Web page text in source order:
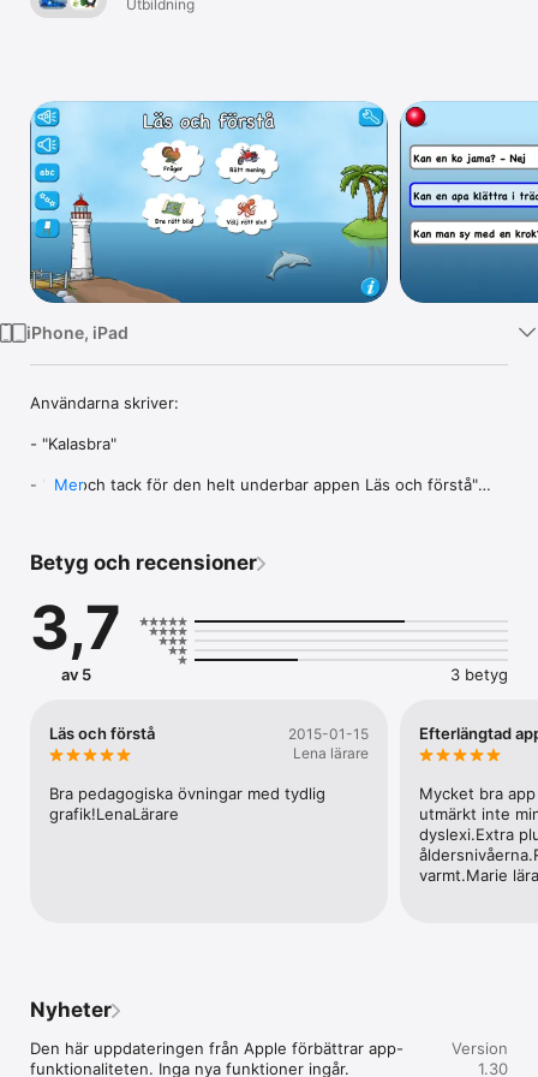
TV
Utbildning
iPhone, iPad
Användarna skriver:
- "Kalasbra"
- "Hej och tack för den helt underbar appen Läs och förstå"
såväl läsning som läsförståelse. Här finns mer än 800
meningar att träna på! Ett verktyg ingår i varje del för att
kunna göra nya eller anpassade övningar efter eget önskemål.
Appen är fri från spelmoment. Belöningen är att man får se en
resultat från dag till dag. Vi rekommenderar externa belöningar
då fokus här ligger på lästräning utan störande moment.
Appen stimulerar såväl språkförståelsen som lusten att läsa.
Genom verktygsdelen kan man lätt skapa egna meningar till de
olika övningarna. Detta kan göras på vilket språk man vill och
är utmärkt för t.ex sfi-undervisningen. Det medföljer även
övningar och verktyg för språken: danska, norska och finska.
-------------------
Mer
Betyg och recensioner
3,7
av 5 3 betyg
Läs och förstå
2015-01-15
Lena lärare
Bra pedagogiska övningar med tydlig
grafik!LenaLärare
Efterlängtad
Mycket bra
utmärkt inte
dyslexi.Extra
varmt.Marie
Nyheter
Den här uppdateringen från Apple förbättrar app-
funktionaliteten. Inga nya funktioner ingår.
Version
1.30